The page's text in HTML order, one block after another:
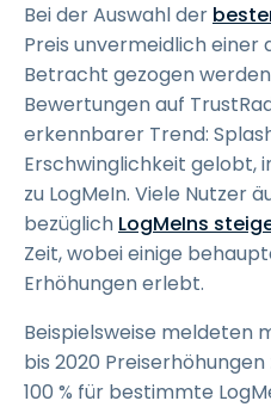
Bei der Auswahl der
Preis unvermeidlich einer
Betracht gezogen
Bewertungen auf
erkennbarer Trend:
Erschwinglichkeit gelobt,
zu LogMeIn. Viele Nutzer
bezüglich LogMeIns
Zeit, wobei einige
Erhöhungen erlebt.
Beispielsweise meldeten
bis 2020
100 % für bestimmte